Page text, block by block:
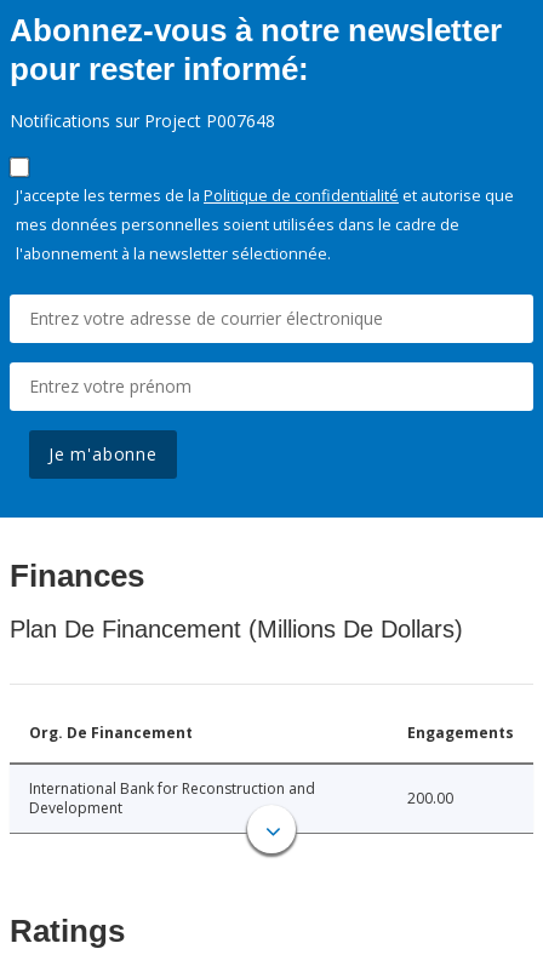
Abonnez-vous à notre newsletter
pour rester informé:
Notifications sur Project P007648
J'accepte les termes de la Politique de confidentialité et autorise que
mes données personnelles soient utilisées dans le cadre de
l'abonnement à la newsletter sélectionnée.
Je m'abonne
Finances
Plan De Financement (Millions De Dollars)
Org. De Financement Engagements
International Bank for Reconstruction and
Development
200.00
Ratings